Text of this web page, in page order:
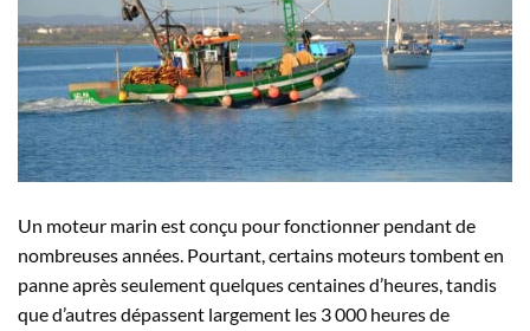
Un moteur marin est conçu pour fonctionner pendant de
nombreuses années. Pourtant, certains moteurs tombent en
panne après seulement quelques centaines d’heures, tandis
que d’autres dépassent largement les 3 000 heures de